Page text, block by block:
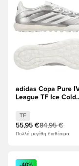
adidas Copa Pure
League TF Ice Cold
Metallic/Μηδέν
Μεταλλικό/
μεταλλικό
TF
55,95 €84,95 €
Πολλά μεγέθη διαθέσιμα
Ανοίγει ένα Modal
-40%